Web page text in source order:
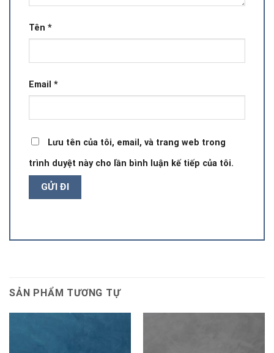
Tên *
Email *
Lưu tên của tôi, email, và trang web trong
trình duyệt này cho lần bình luận kế tiếp của tôi.
SẢN PHẨM TƯƠNG TỰ